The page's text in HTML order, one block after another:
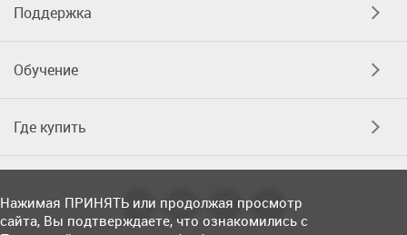
Поддержка
Обучение
Где купить
Нажимая ПРИНЯТЬ или продолжая просмотр
сайта, Вы подтверждаете, что ознакомились с